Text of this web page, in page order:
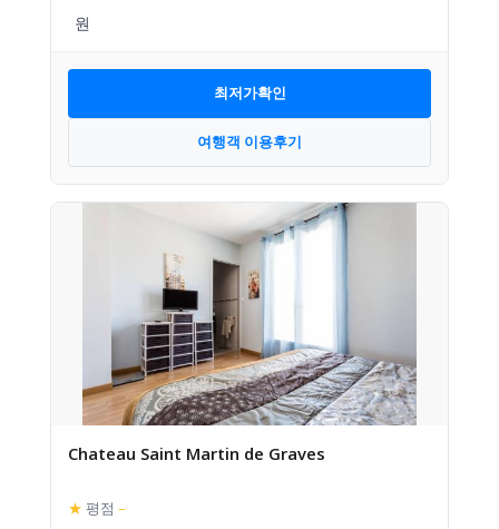
최저가확인
여행객 이용후기
Chateau Saint Martin de Graves
★ 평점 –